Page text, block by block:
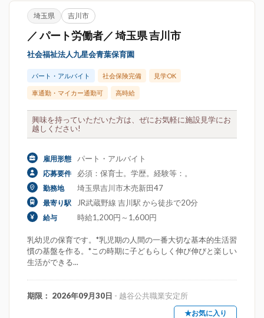
埼玉県 吉川市
／ パート労働者／ 埼玉県 吉川市
社会福祉法人九星会青葉保育園
パート・アルバイト 社会保険完備 見学OK
車通勤・マイカー通勤可 高時給
興味を持っていただいた方は、ぜにお気軽に施設見学にお
越しください!
雇用形態 パート・アルバイト
応募要件 必須：保育士。学歴。経験等：。
勤務地 埼玉県吉川市木売新田47
最寄り駅 JR武蔵野線 吉川駅 から徒歩で20分
給与 時給1,200円～1,600円
乳幼児の保育です。*乳児期の人間の一番大切な基本的生活習
慣の基盤を作る。*この時期に子どもらしく伸び伸びと楽しい
生活ができる...
期限： 2026年09月30日 - 越谷公共職業安定所
★お気に入り